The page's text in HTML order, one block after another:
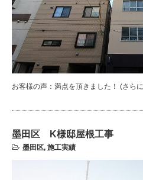
お客様の声：満点を頂きました！ (さら
墨田区 K様邸屋根工事
墨田区, 施工実績